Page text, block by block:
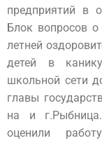
предприятий в
Блок вопросов о
летней
детей в
школьной сети
главы
на и
оценили